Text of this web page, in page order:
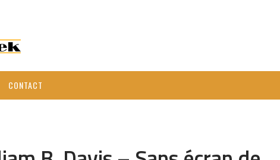
CONTACT